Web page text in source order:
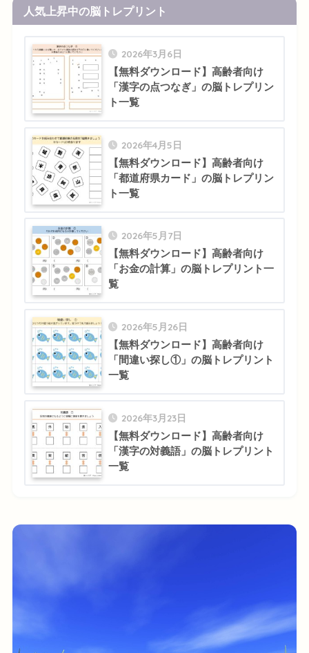
人気上昇中の脳トレプリント
2026年3月6日
【無料ダウンロード】高齢者向け
「漢字の点つなぎ」の脳トレプリン
ト一覧
2026年4月5日
【無料ダウンロード】高齢者向け
「都道府県カード」の脳トレプリン
ト一覧
2026年5月7日
【無料ダウンロード】高齢者向け
「お金の計算」の脳トレプリント一
覧
2026年5月26日
【無料ダウンロード】高齢者向け
「間違い探し①」の脳トレプリント
一覧
2026年3月23日
【無料ダウンロード】高齢者向け
「漢字の対義語」の脳トレプリント
一覧